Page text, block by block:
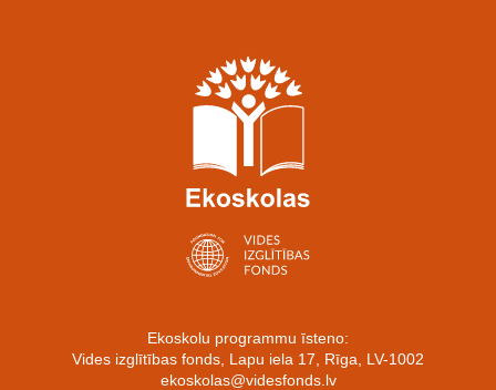
Ekoskolu programmu īsteno:
Vides izglītības fonds, Lapu iela 17, Rīga, LV-1002
ekoskolas@videsfonds.lv